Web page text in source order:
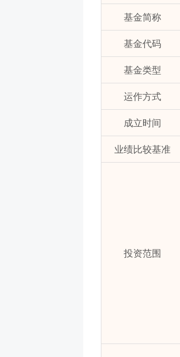
基金简称
基金代码
基金类型
运作方式
成立时间
业绩比较基准
投资范围